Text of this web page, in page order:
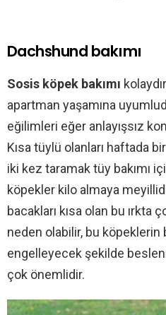
Dachshund bakımı
Sosis köpek bakımı
apartman yaşamına
eğilimleri eğer anlayışsız
Kısa tüylü olanları haftada
iki kez taramak tüy bakımı
köpekler kilo almaya
bacakları kısa olan bu ırkta
neden olabilir, bu köpeklerin
engelleyecek şekilde
çok önemlidir.